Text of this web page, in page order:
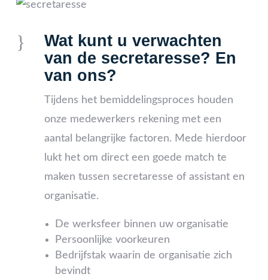
}
Wat kunt u verwachten
van de secretaresse? En
van ons?
Tijdens het bemiddelingsproces houden
onze medewerkers rekening met een
aantal belangrijke factoren. Mede hierdoor
lukt het om direct een goede match te
maken tussen secretaresse of assistant en
organisatie.
De werksfeer binnen uw organisatie
Persoonlijke voorkeuren
Bedrijfstak waarin de organisatie zich
bevindt